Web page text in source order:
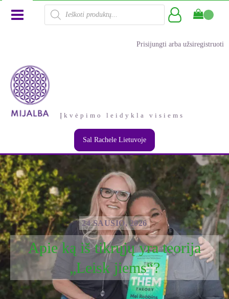
Products
search
Prisijungti arba užsiregistruoti
Įkvėpimo leidykla visiems
Sal Rachele Lietuvoje
24 SAUSIO, 2026
Apie ką iš tikrųjų yra teorija
„Leisk jiems“?